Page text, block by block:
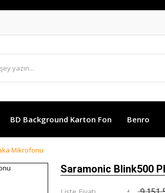
BD Background Karton Fon Benro
Mikrofonu
Saramonic Blink500